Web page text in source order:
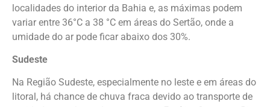
localidades do interior da Bahia e, as máximas podem
variar entre 36°C a 38 °C em áreas do Sertão, onde a
umidade do ar pode ficar abaixo dos 30%.
Sudeste
Na Região Sudeste, especialmente no leste e em áreas do
litoral, há chance de chuva fraca devido ao transporte de